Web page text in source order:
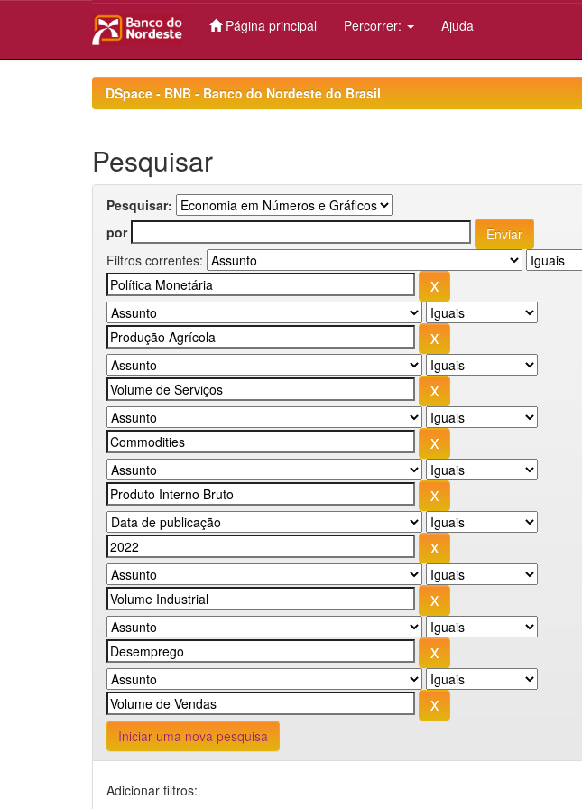
Página principal Percorrer: Ajuda
DSpace - BNB - Banco do Nordeste do Brasil
Pesquisar
Pesquisar:
por
Filtros correntes:
Iniciar uma nova pesquisa
Adicionar filtros: